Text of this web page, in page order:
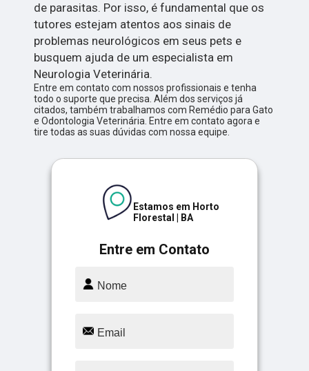
de parasitas. Por isso, é fundamental que os
tutores estejam atentos aos sinais de
problemas neurológicos em seus pets e
busquem ajuda de um especialista em
Neurologia Veterinária.
Entre em contato com nossos profissionais e tenha
todo o suporte que precisa. Além dos serviços já
citados, também trabalhamos com Remédio para Gato
e Odontologia Veterinária. Entre em contato agora e
tire todas as suas dúvidas com nossa equipe.
Entre em Contato
Estamos em Horto
Florestal | BA